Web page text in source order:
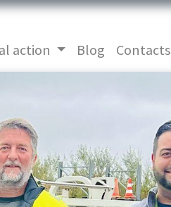
action Blog Contacts